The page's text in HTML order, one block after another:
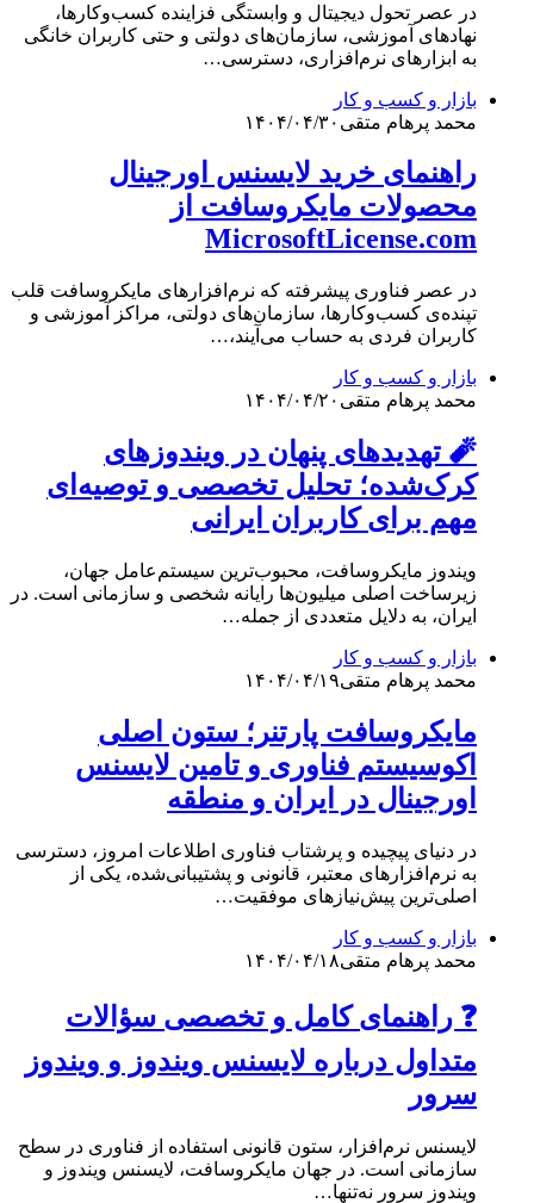
در عصر تحول دیجیتال و وابستگی فزاینده کسب‌وکارها،
نهادهای آموزشی، سازمان‌های دولتی و حتی کاربران خانگی
به ابزارهای نرم‌افزاری، دسترسی…
بازار و کسب و کار
محمد پرهام متقی ۱۴۰۴/۰۴/۳۰
راهنمای خرید لایسنس اورجینال
محصولات مایکروسافت از
MicrosoftLicense.com
در عصر فناوری پیشرفته که نرم‌افزارهای مایکروسافت قلب
تپنده‌ی کسب‌وکارها، سازمان‌های دولتی، مراکز آموزشی و
کاربران فردی به حساب می‌آیند،…
بازار و کسب و کار
محمد پرهام متقی ۱۴۰۴/۰۴/۲۰
🧨 تهدیدهای پنهان در ویندوزهای
کرک‌شده؛ تحلیل تخصصی و توصیه‌ای
مهم برای کاربران ایرانی
ویندوز مایکروسافت، محبوب‌ترین سیستم‌عامل جهان،
زیرساخت اصلی میلیون‌ها رایانه شخصی و سازمانی است. در
ایران، به دلایل متعددی از جمله…
بازار و کسب و کار
محمد پرهام متقی۱۴۰۴/۰۴/۱۹
مایکروسافت پارتنر؛ ستون اصلی
اکوسیستم فناوری و تامین لایسنس
اورجینال در ایران و منطقه
در دنیای پیچیده و پرشتاب فناوری اطلاعات امروز، دسترسی
به نرم‌افزارهای معتبر، قانونی و پشتیبانی‌شده، یکی از
اصلی‌ترین پیش‌نیازهای موفقیت…
بازار و کسب و کار
محمد پرهام متقی۱۴۰۴/۰۴/۱۸
❓ راهنمای کامل و تخصصی سؤالات
متداول درباره لایسنس ویندوز و ویندوز
سرور
لایسنس نرم‌افزار، ستون قانونی استفاده از فناوری در سطح
سازمانی است. در جهان مایکروسافت، لایسنس ویندوز و
ویندوز سرور نه‌تنها…